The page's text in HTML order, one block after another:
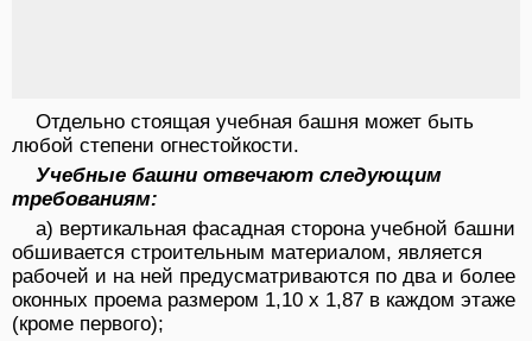
Отдельно стоящая учебная башня может быть
любой степени огнестойкости.
Учебные башни отвечают следующим
требованиям:
а) вертикальная фасадная сторона учебной башни
обшивается строительным материалом, является
рабочей и на ней предусматриваются по два и более
оконных проема размером 1,10 x 1,87 в каждом этаже
(кроме первого);